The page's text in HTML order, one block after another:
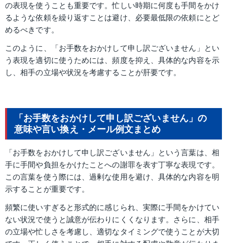
の表現を使うことも重要です。忙しい時期に何度も手間をかけ
るような依頼を繰り返すことは避け、必要最低限の依頼にとど
めるべきです。
このように、「お手数をおかけして申し訳ございません」とい
う表現を適切に使うためには、頻度を抑え、具体的な内容を示
し、相手の立場や状況を考慮することが肝要です。
「お手数をおかけして申し訳ございません」の
意味や言い換え・メール例文まとめ
「お手数をおかけして申し訳ございません」という言葉は、相
手に手間や負担をかけたことへの謝罪を表す丁寧な表現です。
この言葉を使う際には、過剰な使用を避け、具体的な内容を明
示することが重要です。
頻繁に使いすぎると形式的に感じられ、実際に手間をかけてい
ない状況で使うと誠意が伝わりにくくなります。さらに、相手
の立場や忙しさを考慮し、適切なタイミングで使うことが大切